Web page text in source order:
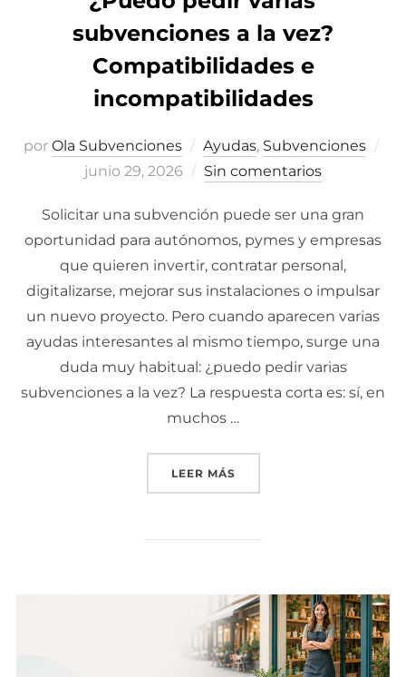
subvenciones a la vez?
Compatibilidades e
incompatibilidades
por Ola Subvenciones Ayudas, Subvenciones
junio 29, 2026 Sin comentarios
Solicitar una subvención puede ser una gran
oportunidad para autónomos, pymes y empresas
que quieren invertir, contratar personal,
digitalizarse, mejorar sus instalaciones o impulsar
un nuevo proyecto. Pero cuando aparecen varias
ayudas interesantes al mismo tiempo, surge una
duda muy habitual: ¿puedo pedir varias
subvenciones a la vez? La respuesta corta es: sí, en
muchos …
LEER MÁS